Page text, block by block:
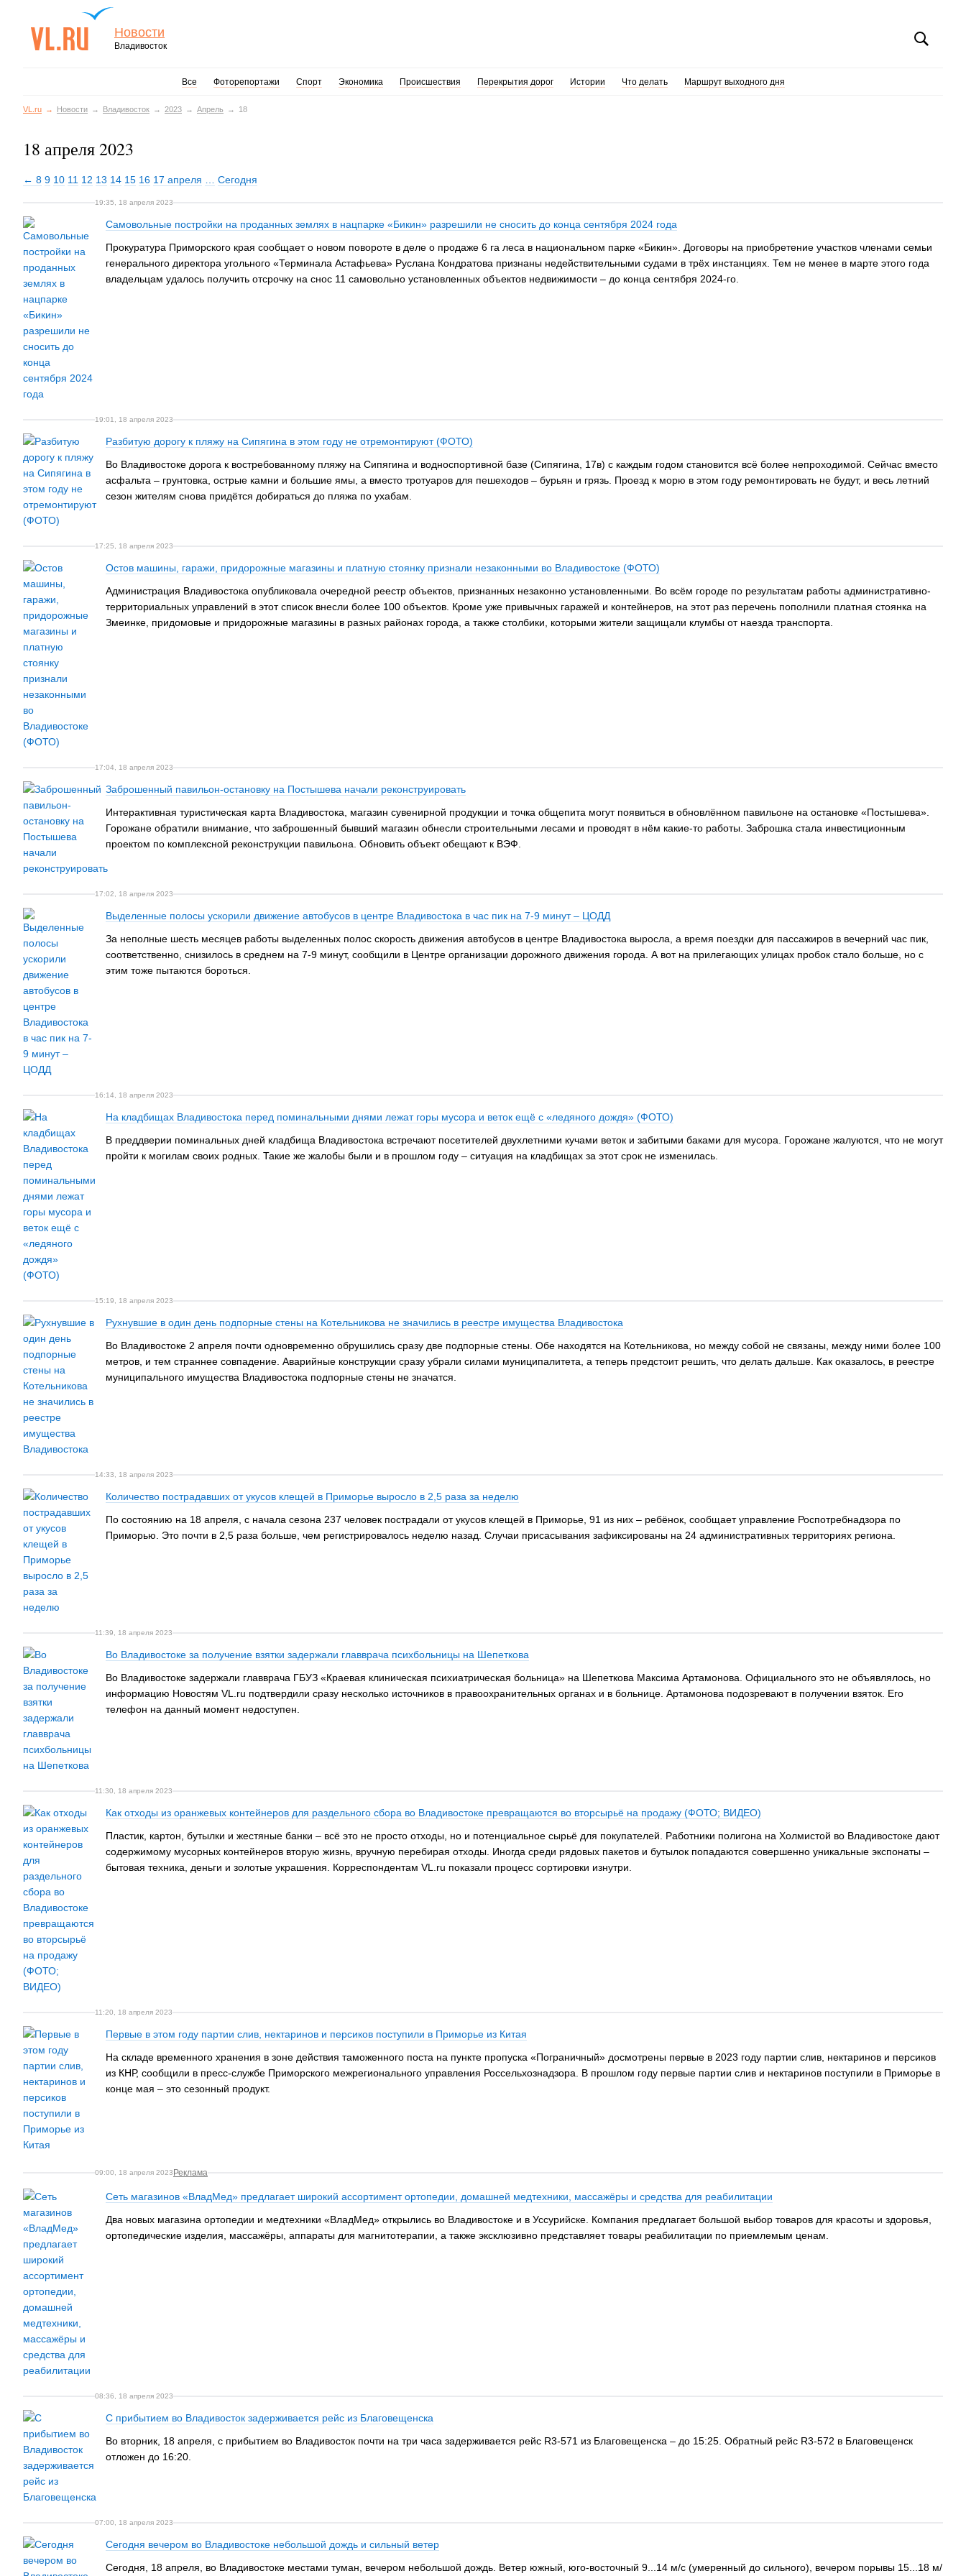
Новости
Владивосток
Все Фоторепортажи Спорт Экономика Происшествия Перекрытия дорог Истории Что делать Маршрут выходного дня
VL.ru Новости Владивосток 2023 Апрель 18
18 апреля 2023
← 8 9 10 11 12 13 14 15 16 17 апреля Сегодня
19:35, 18 апреля 2023
Самовольные постройки на проданных землях в нацпарке «Бикин» разрешили не сносить до конца сентября 2024 года
Прокуратура Приморского края сообщает о новом повороте в деле о продаже 6 га леса в национальном парке «Бикин». Договоры на приобретение участков членами семьи
генерального директора угольного «Терминала Астафьева» Руслана Кондратова признаны недействительными судами в трёх инстанциях. Тем не менее в марте этого года
владельцам удалось получить отсрочку на снос 11 самовольно установленных объектов недвижимости – до конца сентября 2024-го.
19:01, 18 апреля 2023
Разбитую дорогу к пляжу на Сипягина в этом году не отремонтируют (ФОТО)
Во Владивостоке дорога к востребованному пляжу на Сипягина и водноспортивной базе (Сипягина, 17в) с каждым годом становится всё более непроходимой. Сейчас вместо
асфальта – грунтовка, острые камни и большие ямы, а вместо тротуаров для пешеходов – бурьян и грязь. Проезд к морю в этом году ремонтировать не будут, и весь летний
сезон жителям снова придётся добираться до пляжа по ухабам.
17:25, 18 апреля 2023
Остов машины, гаражи, придорожные магазины и платную стоянку признали незаконными во Владивостоке (ФОТО)
Администрация Владивостока опубликовала очередной реестр объектов, признанных незаконно установленными. Во всём городе по результатам работы административно-
территориальных управлений в этот список внесли более 100 объектов. Кроме уже привычных гаражей и контейнеров, на этот раз перечень пополнили платная стоянка на
Змеинке, придомовые и придорожные магазины в разных районах города, а также столбики, которыми жители защищали клумбы от наезда транспорта.
17:04, 18 апреля 2023
Заброшенный павильон-остановку на Постышева начали реконструировать
Интерактивная туристическая карта Владивостока, магазин сувенирной продукции и точка общепита могут появиться в обновлённом павильоне на остановке «Постышева».
Горожане обратили внимание, что заброшенный бывший магазин обнесли строительными лесами и проводят в нём какие-то работы. Заброшка стала инвестиционным
проектом по комплексной реконструкции павильона. Обновить объект обещают к ВЭФ.
17:02, 18 апреля 2023
Выделенные полосы ускорили движение автобусов в центре Владивостока в час пик на 7-9 минут – ЦОДД
За неполные шесть месяцев работы выделенных полос скорость движения автобусов в центре Владивостока выросла, а время поездки для пассажиров в вечерний час пик,
соответственно, снизилось в среднем на 7-9 минут, сообщили в Центре организации дорожного движения города. А вот на прилегающих улицах пробок стало больше, но с
этим тоже пытаются бороться.
16:14, 18 апреля 2023
На кладбищах Владивостока перед поминальными днями лежат горы мусора и веток ещё с «ледяного дождя» (ФОТО)
В преддверии поминальных дней кладбища Владивостока встречают посетителей двухлетними кучами веток и забитыми баками для мусора. Горожане жалуются, что не могут
пройти к могилам своих родных. Такие же жалобы были и в прошлом году – ситуация на кладбищах за этот срок не изменилась.
15:19, 18 апреля 2023
Рухнувшие в один день подпорные стены на Котельникова не значились в реестре имущества Владивостока
Во Владивостоке 2 апреля почти одновременно обрушились сразу две подпорные стены. Обе находятся на Котельникова, но между собой не связаны, между ними более 100
метров, и тем страннее совпадение. Аварийные конструкции сразу убрали силами муниципалитета, а теперь предстоит решить, что делать дальше. Как оказалось, в реестре
муниципального имущества Владивостока подпорные стены не значатся.
14:33, 18 апреля 2023
Количество пострадавших от укусов клещей в Приморье выросло в 2,5 раза за неделю
По состоянию на 18 апреля, с начала сезона 237 человек пострадали от укусов клещей в Приморье, 91 из них – ребёнок, сообщает управление Роспотребнадзора по
Приморью. Это почти в 2,5 раза больше, чем регистрировалось неделю назад. Случаи присасывания зафиксированы на 24 административных территориях региона.
11:39, 18 апреля 2023
Во Владивостоке за получение взятки задержали главврача психбольницы на Шепеткова
Во Владивостоке задержали главврача ГБУЗ «Краевая клиническая психиатрическая больница» на Шепеткова Максима Артамонова. Официального это не объявлялось, но
информацию Новостям VL.ru подтвердили сразу несколько источников в правоохранительных органах и в больнице. Артамонова подозревают в получении взяток. Его
телефон на данный момент недоступен.
11:30, 18 апреля 2023
Как отходы из оранжевых контейнеров для раздельного сбора во Владивостоке превращаются во вторсырьё на продажу (ФОТО; ВИДЕО)
Пластик, картон, бутылки и жестяные банки – всё это не просто отходы, но и потенциальное сырьё для покупателей. Работники полигона на Холмистой во Владивостоке дают
содержимому мусорных контейнеров вторую жизнь, вручную перебирая отходы. Иногда среди рядовых пакетов и бутылок попадаются совершенно уникальные экспонаты –
бытовая техника, деньги и золотые украшения. Корреспондентам VL.ru показали процесс сортировки изнутри.
11:20, 18 апреля 2023
Первые в этом году партии слив, нектаринов и персиков поступили в Приморье из Китая
На складе временного хранения в зоне действия таможенного поста на пункте пропуска «Пограничный» досмотрены первые в 2023 году партии слив, нектаринов и персиков
из КНР, сообщили в пресс-службе Приморского межрегионального управления Россельхознадзора. В прошлом году первые партии слив и нектаринов поступили в Приморье в
конце мая – это сезонный продукт.
09:00, 18 апреля 2023 Реклама
Сеть магазинов «ВладМед» предлагает широкий ассортимент ортопедии, домашней медтехники, массажёры и средства для реабилитации
Два новых магазина ортопедии и медтехники «ВладМед» открылись во Владивостоке и в Уссурийске. Компания предлагает большой выбор товаров для красоты и здоровья,
ортопедические изделия, массажёры, аппараты для магнитотерапии, а также эксклюзивно представляет товары реабилитации по приемлемым ценам.
08:36, 18 апреля 2023
С прибытием во Владивосток задерживается рейс из Благовещенска
Во вторник, 18 апреля, с прибытием во Владивосток почти на три часа задерживается рейс R3-571 из Благовещенска – до 15:25. Обратный рейс R3-572 в Благовещенск
отложен до 16:20.
07:00, 18 апреля 2023
Сегодня вечером во Владивостоке небольшой дождь и сильный ветер
Сегодня, 18 апреля, во Владивостоке местами туман, вечером небольшой дождь. Ветер южный, юго-восточный 9...14 м/с (умеренный до сильного), вечером порывы 15...18 м/